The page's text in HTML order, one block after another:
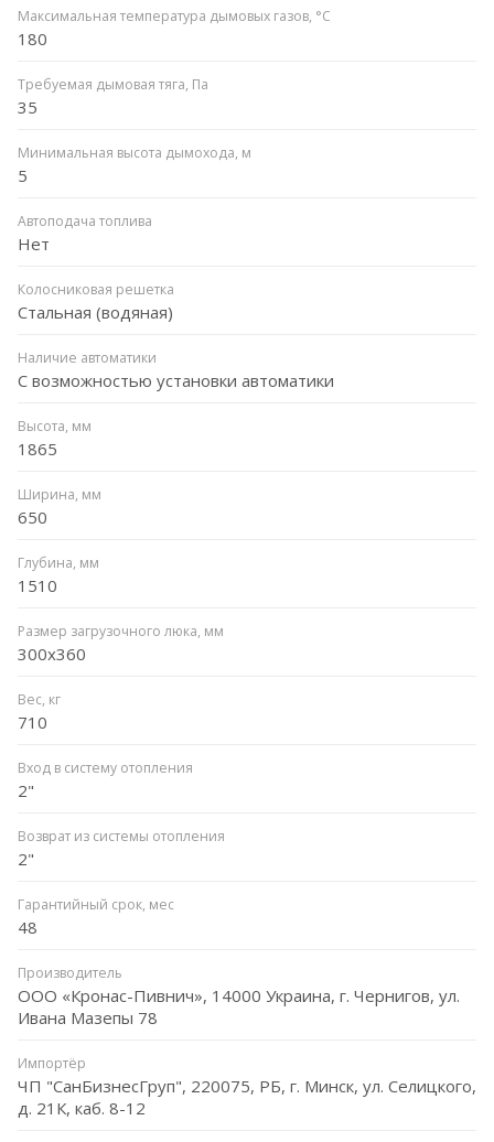
Максимальная температура дымовых газов, °C
180
Требуемая дымовая тяга, Па
35
Минимальная высота дымохода, м
5
Автоподача топлива
Нет
Колосниковая решетка
Стальная (водяная)
Наличие автоматики
С возможностью установки автоматики
Высота, мм
1865
Ширина, мм
650
Глубина, мм
1510
Размер загрузочного люка, мм
300x360
Вес, кг
710
Вход в систему отопления
2"
Возврат из системы отопления
2"
Гарантийный срок, мес
48
Производитель
ООО «Кронас-Пивнич», 14000 Украина, г. Чернигов, ул.
Ивана Мазепы 78
Импортёр
ЧП "СанБизнесГруп", 220075, РБ, г. Минск, ул. Селицкого,
д. 21К, каб. 8-12